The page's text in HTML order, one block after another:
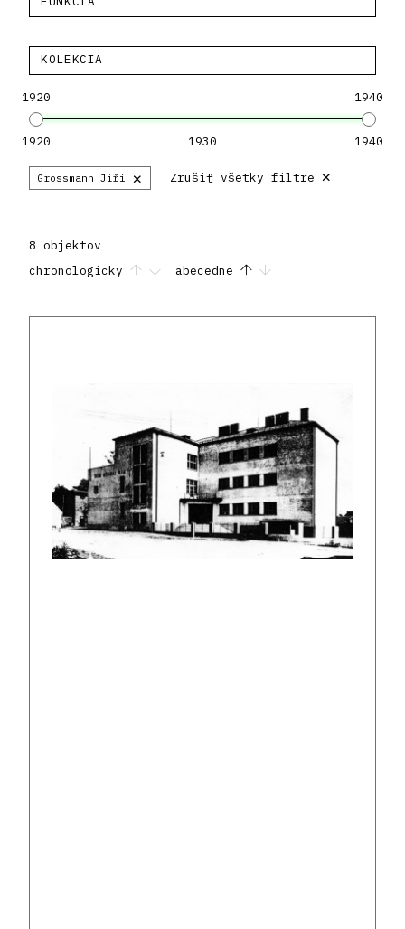
KOLEKCIA
1920 1940
1920 1930 1940
Grossmann Jiří × Zrušiť všetky filtre ×
8 objektov
chronologicky
abecedne